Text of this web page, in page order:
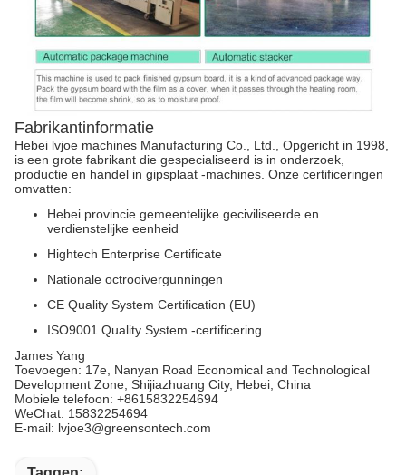
Fabrikantinformatie
Hebei lvjoe machines Manufacturing Co., Ltd., Opgericht in 1998,
is een grote fabrikant die gespecialiseerd is in onderzoek,
productie en handel in gipsplaat -machines. Onze certificeringen
omvatten:
Hebei provincie gemeentelijke geciviliseerde en
verdienstelijke eenheid
Hightech Enterprise Certificate
Nationale octrooivergunningen
CE Quality System Certification (EU)
ISO9001 Quality System -certificering
James Yang
Toevoegen: 17e, Nanyan Road Economical and Technological
Development Zone, Shijiazhuang City, Hebei, China
Mobiele telefoon: +8615832254694
WeChat: 15832254694
E-mail: lvjoe3@greensontech.com